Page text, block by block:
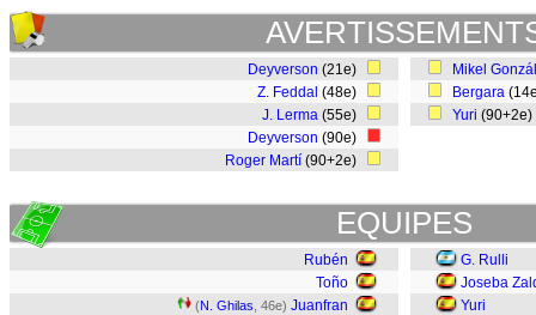
Deyverson (21e)
Z. Feddal (48e)
J. Lerma (55e)
Deyverson (90e)
Roger Martí (90+2e)
Mikel
Bergara
Yuri
EQUIPES
Rubén
Toño
(N. Ghilas , 46e) Juanfran
G. Rulli
Joseba
Yuri